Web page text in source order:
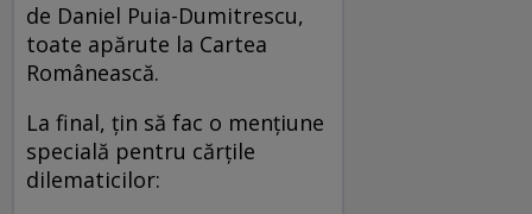
de Daniel Puia-Dumitrescu,
toate apărute la Cartea
Românească.
La final, ţin să fac o menţiune
specială pentru cărţile
dilematicilor: